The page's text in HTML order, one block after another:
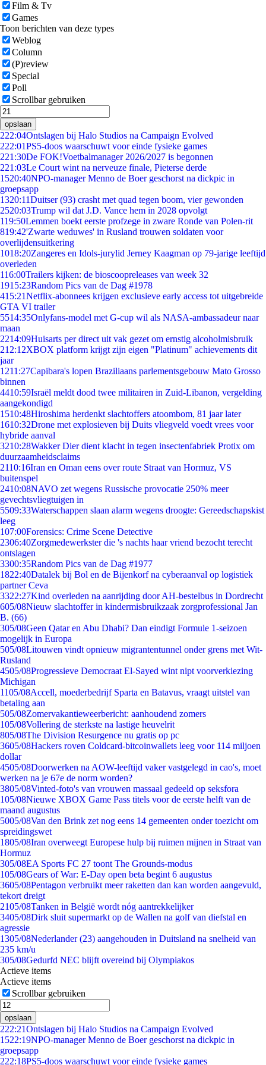
Film & Tv
Games
Toon berichten van deze types
Weblog
Column
(P)review
Special
Poll
Scrollbar gebruiken
opslaan
222:04Ontslagen bij Halo Studios na Campaign Evolved
222:01PS5-doos waarschuwt voor einde fysieke games
221:30De FOK!Voetbalmanager 2026/2027 is begonnen
221:03Le Court wint na nerveuze finale, Pieterse derde
1520:40NPO-manager Menno de Boer geschorst na dickpic in
groepsapp
1320:11Duitser (93) crasht met quad tegen boom, vier gewonden
2520:03Trump wil dat J.D. Vance hem in 2028 opvolgt
119:50Lemmen boekt eerste profzege in zware Ronde van Polen-rit
819:42'Zwarte weduwes' in Rusland trouwen soldaten voor
overlijdensuitkering
1018:20Zangeres en Idols-jurylid Jerney Kaagman op 79-jarige leeftijd
overleden
116:00Trailers kijken: de bioscoopreleases van week 32
1915:23Random Pics van de Dag #1978
415:21Netflix-abonnees krijgen exclusieve early access tot uitgebreide
GTA VI trailer
5514:35Onlyfans-model met G-cup wil als NASA-ambassadeur naar
maan
2214:09Huisarts per direct uit vak gezet om ernstig alcoholmisbruik
212:12XBOX platform krijgt zijn eigen "Platinum" achievements dit
jaar
1211:27Capibara's lopen Braziliaans parlementsgebouw Mato Grosso
binnen
4410:59Israël meldt dood twee militairen in Zuid-Libanon, vergelding
aangekondigd
1510:48Hiroshima herdenkt slachtoffers atoombom, 81 jaar later
1610:32Drone met explosieven bij Duits vliegveld voedt vrees voor
hybride aanval
3210:28Wakker Dier dient klacht in tegen insectenfabriek Protix om
duurzaamheidsclaims
2110:16Iran en Oman eens over route Straat van Hormuz, VS
buitenspel
2410:08NAVO zet wegens Russische provocatie 250% meer
gevechtsvliegtuigen in
5509:33Waterschappen slaan alarm wegens droogte: Gereedschapskist
leeg
107:00Forensics: Crime Scene Detective
2306:40Zorgmedewerkster die 's nachts haar vriend bezocht terecht
ontslagen
3300:35Random Pics van de Dag #1977
1822:40Datalek bij Bol en de Bijenkorf na cyberaanval op logistiek
partner Ceva
3322:27Kind overleden na aanrijding door AH-bestelbus in Dordrecht
605/08Nieuw slachtoffer in kindermisbruikzaak zorgprofessional Jan
B. (66)
305/08Geen Qatar en Abu Dhabi? Dan eindigt Formule 1-seizoen
mogelijk in Europa
505/08Litouwen vindt opnieuw migrantentunnel onder grens met Wit-
Rusland
4505/08Progressieve Democraat El-Sayed wint nipt voorverkiezing
Michigan
1105/08Accell, moederbedrijf Sparta en Batavus, vraagt uitstel van
betaling aan
505/08Zomervakantieweerbericht: aanhoudend zomers
105/08Vollering de sterkste na lastige heuvelrit
805/08The Division Resurgence nu gratis op pc
3605/08Hackers roven Coldcard-bitcoinwallets leeg voor 114 miljoen
dollar
4505/08Doorwerken na AOW-leeftijd vaker vastgelegd in cao's, moet
werken na je 67e de norm worden?
3805/08Vinted-foto's van vrouwen massaal gedeeld op seksfora
105/08Nieuwe XBOX Game Pass titels voor de eerste helft van de
maand augustus
5005/08Van den Brink zet nog eens 14 gemeenten onder toezicht om
spreidingswet
1805/08Iran overweegt Europese hulp bij ruimen mijnen in Straat van
Hormuz
305/08EA Sports FC 27 toont The Grounds-modus
105/08Gears of War: E-Day open beta begint 6 augustus
3605/08Pentagon verbruikt meer raketten dan kan worden aangevuld,
tekort dreigt
2105/08Tanken in België wordt nóg aantrekkelijker
3405/08Dirk sluit supermarkt op de Wallen na golf van diefstal en
agressie
1305/08Nederlander (23) aangehouden in Duitsland na snelheid van
235 km/u
305/08Gedurfd NEC blijft overeind bij Olympiakos
Actieve items
Actieve items
Scrollbar gebruiken
opslaan
222:21Ontslagen bij Halo Studios na Campaign Evolved
1522:19NPO-manager Menno de Boer geschorst na dickpic in
groepsapp
222:18PS5-doos waarschuwt voor einde fysieke games